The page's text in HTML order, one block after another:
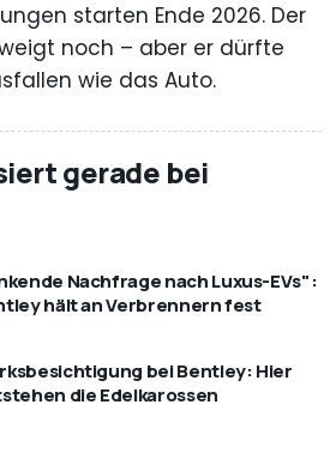
starten Ende 2026. Der
noch – aber er dürfte
wie das Auto.
gerade bei
Nachfrage nach Luxus-EVs":
hält an Verbrennern fest
bei Bentley: Hier
die Edelkarossen